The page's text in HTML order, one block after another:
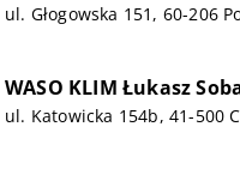
ul. Głogowska 151, 60-206
WASO KLIM Łukasz
ul. Katowicka 154b, 41-500